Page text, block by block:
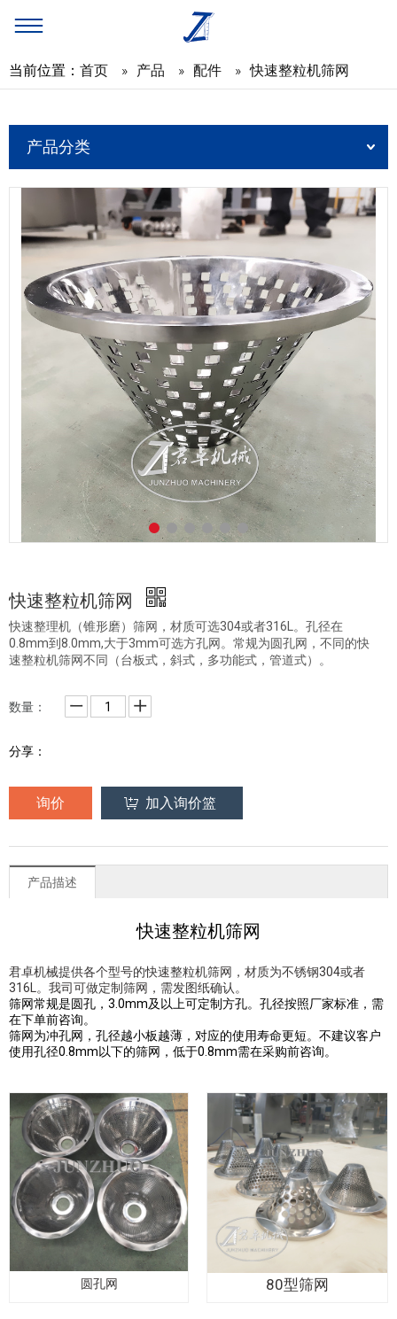
当前位置： 首页 » 产品 » 配件 » 快速整粒机筛网
产品分类
快速整粒机筛网
快速整理机（锥形磨）筛网，材质可选304或者316L。孔径在
0.8mm到8.0mm,大于3mm可选方孔网。常规为圆孔网，不同的快
速整粒机筛网不同（台板式，斜式，多功能式，管道式）。
数量：
分享：
询价 加入询价篮
产品描述
快速整粒机筛网
君卓机械提供各个型号的快速整粒机筛网，材质为不锈钢304或者
316L。我司可做定制筛网，需发图纸确认。
筛网常规是圆孔，3.0mm及以上可定制方孔。孔径按照厂家标准，需
在下单前咨询。
筛网为冲孔网，孔径越小板越薄，对应的使用寿命更短。不建议客户
使用孔径0.8mm以下的筛网，低于0.8mm需在采购前咨询。
圆孔网 80型筛网